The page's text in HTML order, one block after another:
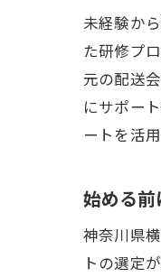
未経験か
た研修プ
元の配送
にサポー
ートを活
始める
神奈川県
トの選定